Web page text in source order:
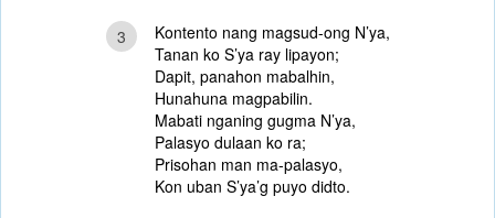
3
Kontento nang magsud-ong N’ya,
Tanan ko S’ya ray lipayon;
Dapit, panahon mabalhin,
Hunahuna magpabilin.
Mabati nganing gugma N’ya,
Palasyo dulaan ko ra;
Prisohan man ma-palasyo,
Kon uban S’ya’g puyo didto.